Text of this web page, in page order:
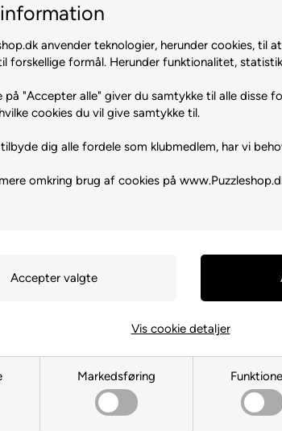
anvender teknologier, herunder cookies, til
forskellige formål. Herunder funktionalitet,
på "Accepter alle" giver du samtykke til alle disse
cookies du vil give samtykke til.
dig alle fordele som klubmedlem, har vi
omkring brug af cookies på
Markedsføring
Vis cookie detaljer
H8R 2C8 Montreal
Indeholder små dele.